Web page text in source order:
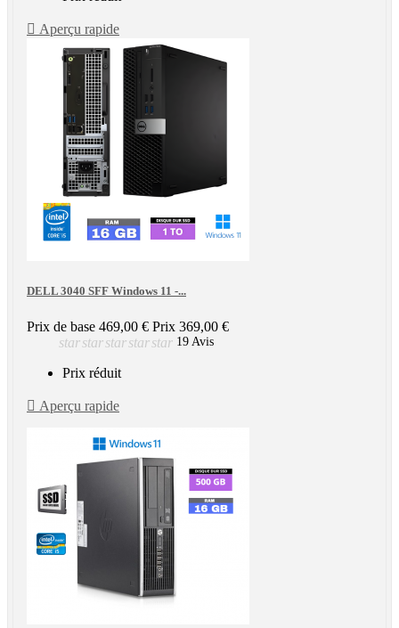
 Aperçu rapide
DELL 3040 SFF Windows 11 -...
Prix de base 469,00 € Prix 369,00 €
starstarstarstarstar 19 Avis
Prix réduit
 Aperçu rapide